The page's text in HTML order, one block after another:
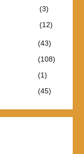
(3)
(12)
(43)
(108)
(1)
(45)